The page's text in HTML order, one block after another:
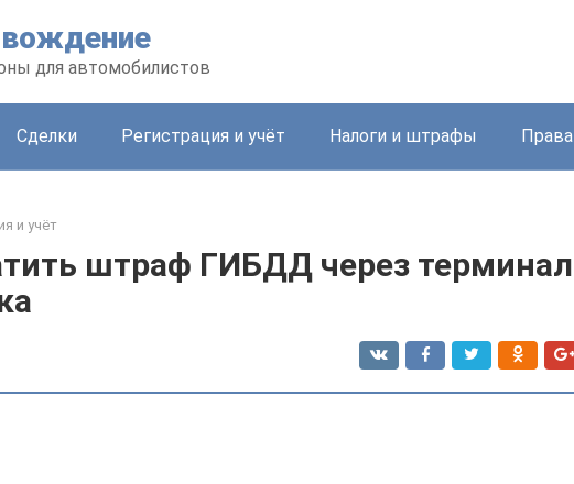
для автомобилистов
Сделки Регистрация и учёт Налоги и штрафы Права
и учёт
штраф ГИБДД через терминал